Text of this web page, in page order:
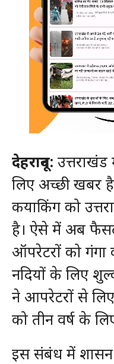
देहरादून:
लिए अच्छी खबर
कयाकिंग को
है। ऐसे में अब
ऑपरेटरों को गंगा
नदियों के लिए
ने आपरेटरों से
को तीन वर्ष के
इस संबंध में शासन